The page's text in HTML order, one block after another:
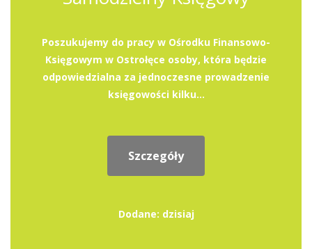
Poszukujemy do pracy w Ośrodku Finansowo-
Księgowym w Ostrołęce osoby, która będzie
odpowiedzialna za jednoczesne prowadzenie
księgowości kilku...
Szczegóły
Dodane: dzisiaj